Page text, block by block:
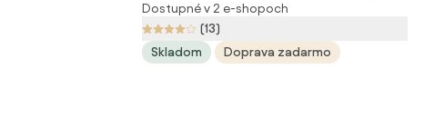
Dostupné v 2 e-shopoch
(13)
Skladom
Doprava zadarmo